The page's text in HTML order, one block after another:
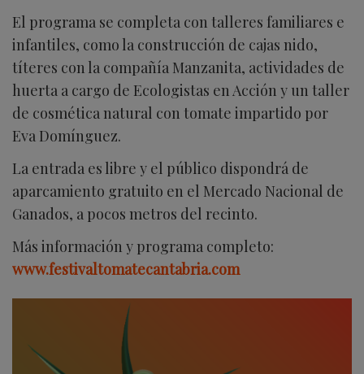
El programa se completa con talleres familiares e
infantiles, como la construcción de cajas nido,
títeres con la compañía Manzanita, actividades de
huerta a cargo de Ecologistas en Acción y un taller
de cosmética natural con tomate impartido por
Eva Domínguez.
La entrada es libre y el público dispondrá de
aparcamiento gratuito en el Mercado Nacional de
Ganados, a pocos metros del recinto.
Más información y programa completo:
www.festivaltomatecantabria.com